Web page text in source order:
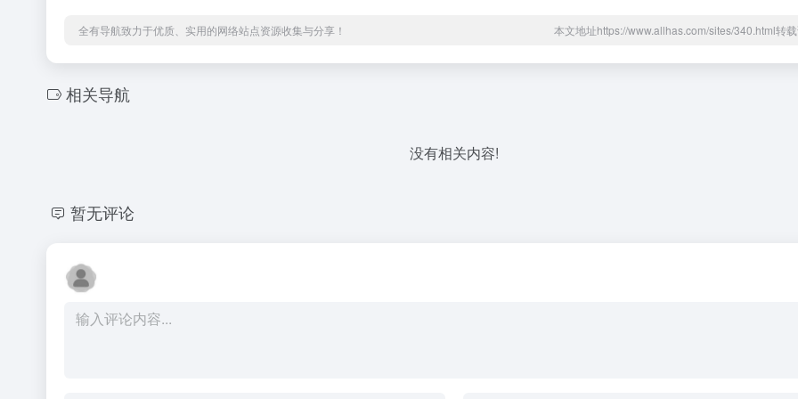
全有导航致力于优质、实用的网络站点资源收集与分享！ 本文地址https://www.allhas.com/sites/340.html转
相关导航
没有相关内容!
暂无评论